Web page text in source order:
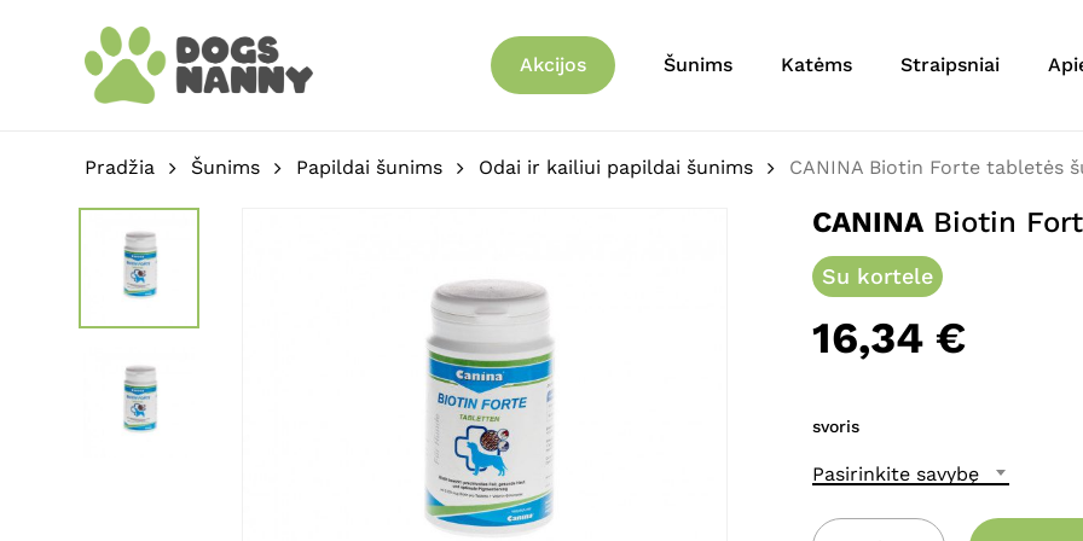
Akcijos Šunims Katėms Straipsniai
Pradžia Šunims Papildai šunims Odai ir kailiui papildai šunims CANINA Biotin Forte tabletės
CANINA Biotin
Su kortele
16,34 €
svoris
Pasirinkite savybę
Būkite pirmas aprašęs
Jūsų įvertinimas*
Jūsų atsiliepimas*
Pavadinimas*